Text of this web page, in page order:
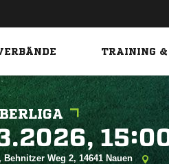
TRAINING &

Weg 2, 14641 Nauen